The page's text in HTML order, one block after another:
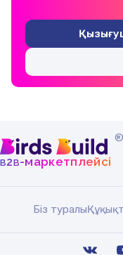
®
b2b-маркетплейсі
Біз туралы